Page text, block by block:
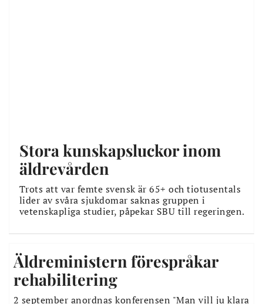
Stora kunskapsluckor inom
äldrevården
Trots att var femte svensk är 65+ och tiotusentals
lider av svåra sjukdomar saknas gruppen i
vetenskapliga studier, påpekar SBU till regeringen.
Äldreministern förespråkar
rehabilitering
2 september anordnas konferensen "Man vill ju klara